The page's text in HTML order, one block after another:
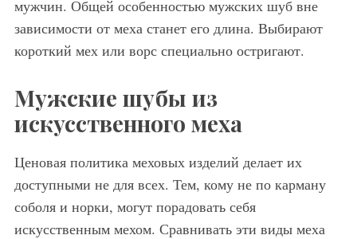
мужчин. Общей особенностью мужских шуб вне
зависимости от меха станет его длина. Выбирают
короткий мех или ворс специально остригают.
Мужские шубы из
искусственного меха
Ценовая политика меховых изделий делает их
доступными не для всех. Тем, кому не по карману
соболя и норки, могут порадовать себя
искусственным мехом. Сравнивать эти виды меха